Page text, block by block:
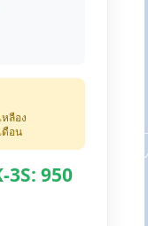
ลือง
ดือน
3S: 950